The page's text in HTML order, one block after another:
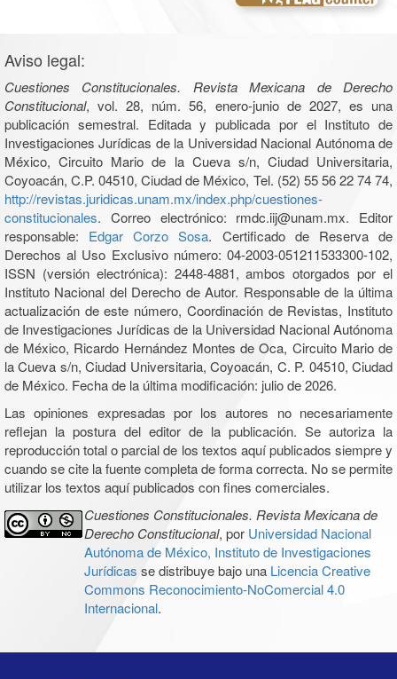
Aviso legal:
Cuestiones Constitucionales. Revista Mexicana de Derecho
Constitucional, vol. 28, núm. 56, enero-junio de 2027, es una
publicación semestral. Editada y publicada por el Instituto de
Investigaciones Jurídicas de la Universidad Nacional Autónoma de
México, Circuito Mario de la Cueva s/n, Ciudad Universitaria,
Coyoacán, C.P. 04510, Ciudad de México, Tel. (52) 55 56 22 74 74,
http://revistas.juridicas.unam.mx/index.php/cuestiones-
constitucionales. Correo electrónico: rmdc.iij@unam.mx. Editor
responsable: Edgar Corzo Sosa. Certificado de Reserva de
Derechos al Uso Exclusivo número: 04-2003-051211533300-102,
ISSN (versión electrónica): 2448-4881, ambos otorgados por el
Instituto Nacional del Derecho de Autor. Responsable de la última
actualización de este número, Coordinación de Revistas, Instituto
de Investigaciones Jurídicas de la Universidad Nacional Autónoma
de México, Ricardo Hernández Montes de Oca, Circuito Mario de
la Cueva s/n, Ciudad Universitaria, Coyoacán, C. P. 04510, Ciudad
de México. Fecha de la última modificación: julio de 2026.
Las opiniones expresadas por los autores no necesariamente
reflejan la postura del editor de la publicación. Se autoriza la
reproducción total o parcial de los textos aquí publicados siempre y
cuando se cite la fuente completa de forma correcta. No se permite
utilizar los textos aquí publicados con fines comerciales.
Cuestiones Constitucionales. Revista Mexicana de
Derecho Constitucional, por Universidad Nacional
Autónoma de México, Instituto de Investigaciones
Jurídicas se distribuye bajo una Licencia Creative
Commons Reconocimiento-NoComercial 4.0
Internacional.